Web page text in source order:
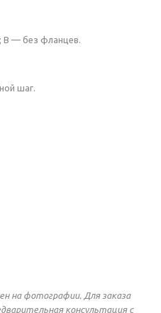
— без фланцев.
шаг.
на фотографии. Для заказа
консультация с